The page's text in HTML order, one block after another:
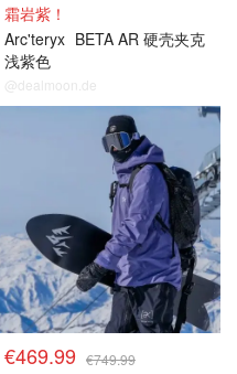
霜岩紫！
Arc'teryx BETA AR 硬壳夹克
浅紫色
@dealmoon.de
€469.99 €749.99